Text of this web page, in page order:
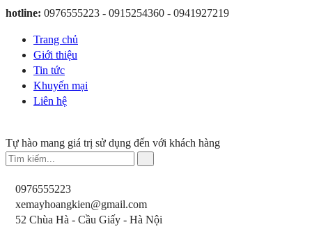
hotline: 0976555223 - 0915254360 - 0941927219
Trang chủ
Giới thiệu
Tin tức
Khuyến mại
Liên hệ